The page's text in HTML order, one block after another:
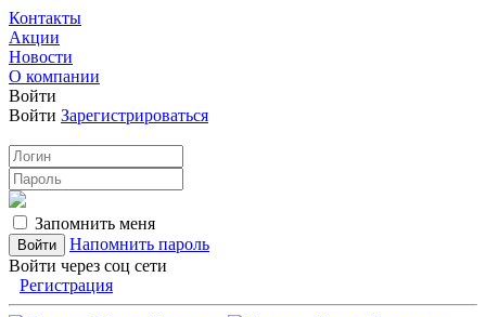
Контакты
Акции
Новости
О компании
Войти
Войти Зарегистрироваться
Запомнить меня
Напомнить пароль
Войти через соц сети
Регистрация